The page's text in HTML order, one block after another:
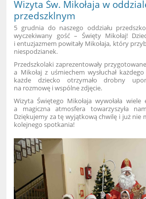
Wizyta Św. Mikołaja w
przedszklnym
5 grudnia do naszego oddziału
wyczekiwany gość – Święty Mikołaj!
i entuzjazmem powitały Mikołaja, który
niespodzianek.
Przedszkolaki zaprezentowały
a Mikołaj z uśmiechem wysłuchał
każde dziecko otrzymało drobny
na rozmowę i wspólne zdjęcie.
Wizyta Świętego Mikołaja wywołała
a magiczna atmosfera towarzyszyła
Dziękujemy za tę wyjątkową chwilę i już nie
kolejnego spotkania!